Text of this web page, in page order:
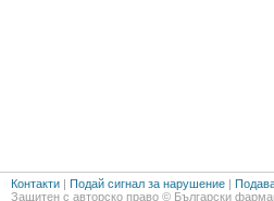
Контакти | Подай сигнал за нарушение |
Защитен с авторско право © Български